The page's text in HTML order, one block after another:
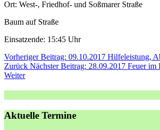
Ort: West-, Friedhof- und Soßmarer Straße
Baum auf Straße
Einsatzende: 15:45 Uhr
Vorheriger Beitrag: 09.10.2017 Hilfeleistung,
Zurück Nächster Beitrag: 28.09.2017 Feuer
Weiter
Aktuelle Termine